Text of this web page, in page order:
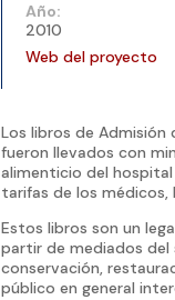
Año:
2010
Web del proyecto
Los libros de Admisión
fueron llevados con
alimenticio del
tarifas de los
Estos libros son un
partir de mediados del
conservación,
público en general